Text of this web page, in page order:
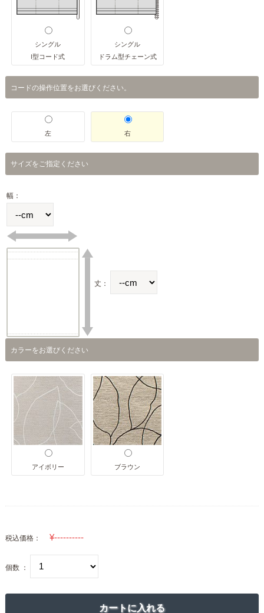
シングル
I型コード式
シングル
ドラム型チェーン式
コードの操作位置をお選びください。
左 右
サイズをご指定ください
幅：
丈：
カラーをお選びください
アイボリー ブラウン
税込価格：
個数 ：